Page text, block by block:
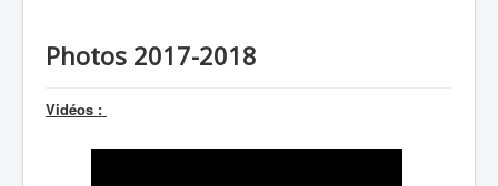
Photos 2017-2018
Vidéos :